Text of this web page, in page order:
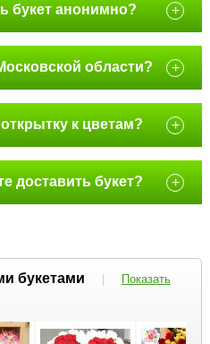
букет анонимно? +
области? +
к цветам? +
доставить букет? +
букетами |
Показать